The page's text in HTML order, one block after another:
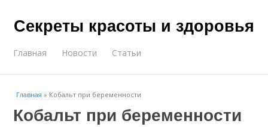
Секреты красоты и здоровья
Главная Новости Статьи
Главная » Кобальт при беременности
Кобальт при беременности